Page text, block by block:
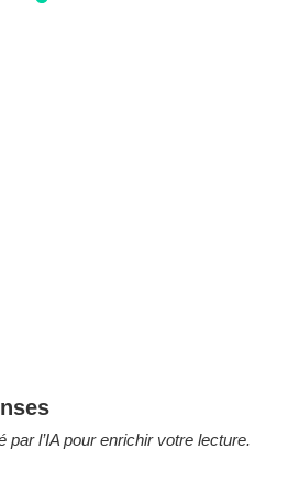
l’IA pour enrichir votre lecture.